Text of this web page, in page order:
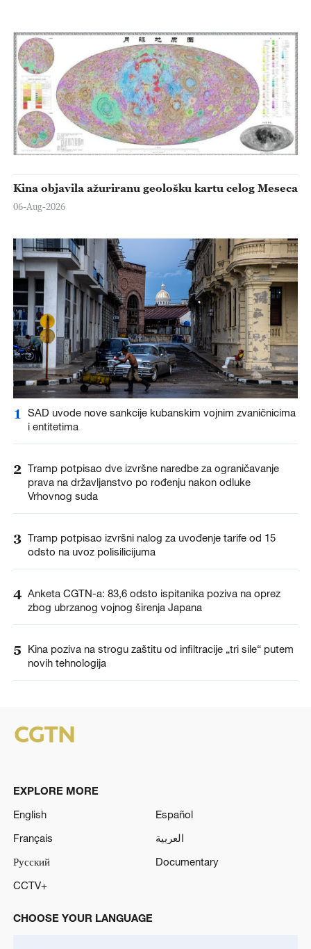
Kina objavila ažuriranu geološku kartu celog Meseca
06-Aug-2026
1
SAD uvode nove sankcije kubanskim vojnim zvaničnicima
i entitetima
2 Tramp potpisao dve izvršne naredbe za ograničavanje
prava na državljanstvo po rođenju nakon odluke
Vrhovnog suda
3 Tramp potpisao izvršni nalog za uvođenje tarife od 15
odsto na uvoz polisilicijuma
4 Anketa CGTN-a: 83,6 odsto ispitanika poziva na oprez
zbog ubrzanog vojnog širenja Japana
5
Kina poziva na strogu zaštitu od infiltracije „tri sile“ putem
novih tehnologija
EXPLORE MORE
English
Español
Français
العربية
Русский
Documentary
CCTV+
CHOOSE YOUR LANGUAGE